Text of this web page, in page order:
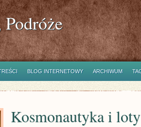
BLOG INTERNETOWY ARCHIWUM
Kosmonautyka i